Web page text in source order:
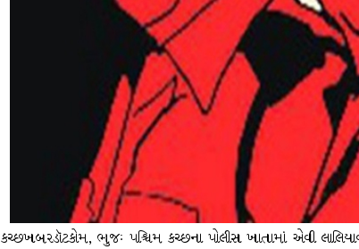
કચ્છખબરડૉટકોમ, ભુજઃ પશ્ચિમ કચ્છના પોલીસ ખાતામાં એવી